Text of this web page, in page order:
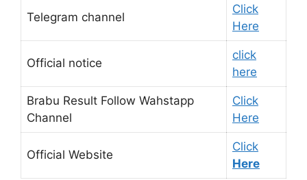
Telegram channel
Click
Here
Official notice
click
here
Brabu Result Follow Wahstapp
Channel
Click
Here
Official Website
Click
Here